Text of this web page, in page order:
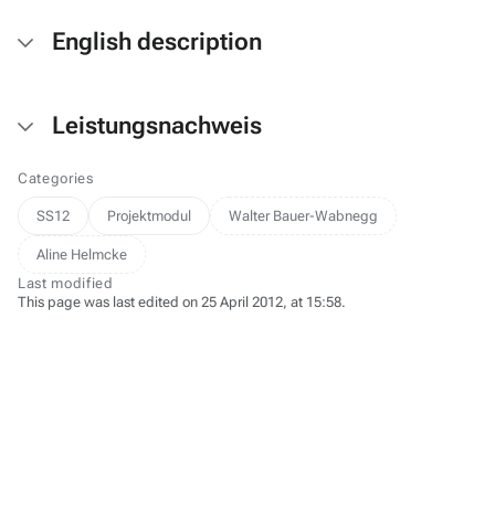
English description
Leistungsnachweis
Categories
SS12 Projektmodul Walter Bauer-Wabnegg
Aline Helmcke
Last modified
This page was last edited on 25 April 2012, at 15:58.